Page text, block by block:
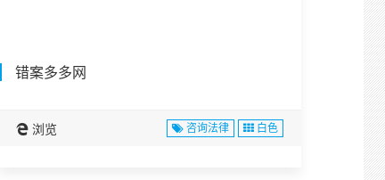
错案多多网
浏览 咨询法律 白色